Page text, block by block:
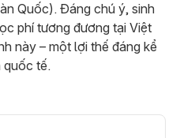
Quốc). Đáng chú ý, sinh
phí tương đương tại Việt
này – một lợi thế đáng kể
quốc tế.